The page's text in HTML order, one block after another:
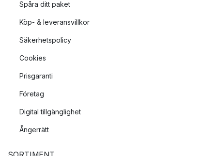
Spåra ditt paket
Köp- & leveransvillkor
Säkerhetspolicy
Cookies
Prisgaranti
Företag
Digital tillgänglighet
Ångerrätt